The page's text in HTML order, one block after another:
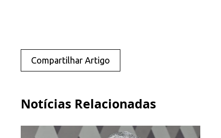
Compartilhar Artigo
Notícias Relacionadas